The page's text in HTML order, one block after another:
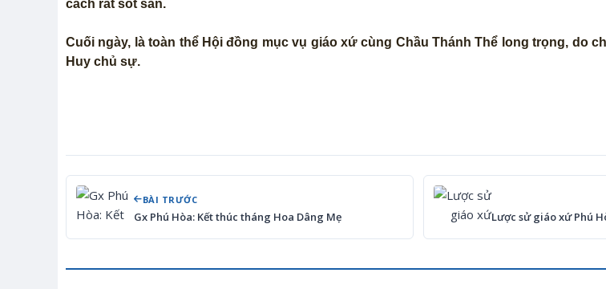
cách rất sốt sẵn.
Cuối ngày, là toàn thể Hội đồng mục vụ giáo xứ cùng Chầu Thánh Thể long trọng, do
Huy chủ sự.
BÀI TRƯỚC
Gx Phú Hòa: Kết thúc tháng Hoa Dâng Mẹ Lược sử giáo xứ Phú